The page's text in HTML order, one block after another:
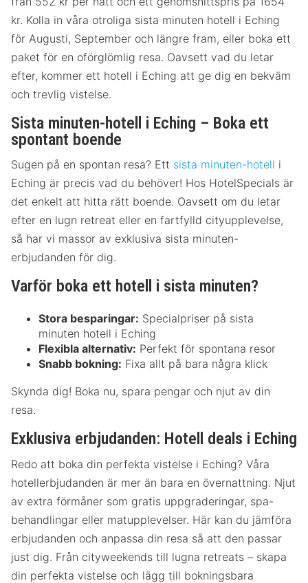
kr. Kolla in våra otroliga sista minuten hotell i Eching
för Augusti, September och längre fram, eller boka ett
paket för en oförglömlig resa. Oavsett vad du letar
efter, kommer ett hotell i Eching att ge dig en bekväm
och trevlig vistelse.
Sista minuten-hotell i Eching – Boka ett
spontant boende
Sugen på en spontan resa? Ett sista minuten-hotell i
Eching är precis vad du behöver! Hos HotelSpecials är
det enkelt att hitta rätt boende. Oavsett om du letar
efter en lugn retreat eller en fartfylld cityupplevelse,
så har vi massor av exklusiva sista minuten-
erbjudanden för dig.
Varför boka ett hotell i sista minuten?
Stora besparingar: Specialpriser på sista
minuten hotell i Eching
Flexibla alternativ: Perfekt för spontana resor
Snabb bokning: Fixa allt på bara några klick
Skynda dig! Boka nu, spara pengar och njut av din
resa.
Exklusiva erbjudanden: Hotell deals i Eching
Redo att boka din perfekta vistelse i Eching? Våra
hotellerbjudanden är mer än bara en övernattning. Njut
av extra förmåner som gratis uppgraderingar, spa-
behandlingar eller matupplevelser. Här kan du jämföra
erbjudanden och anpassa din resa så att den passar
just dig. Från cityweekends till lugna retreats – skapa
din perfekta vistelse och lägg till bokningsbara